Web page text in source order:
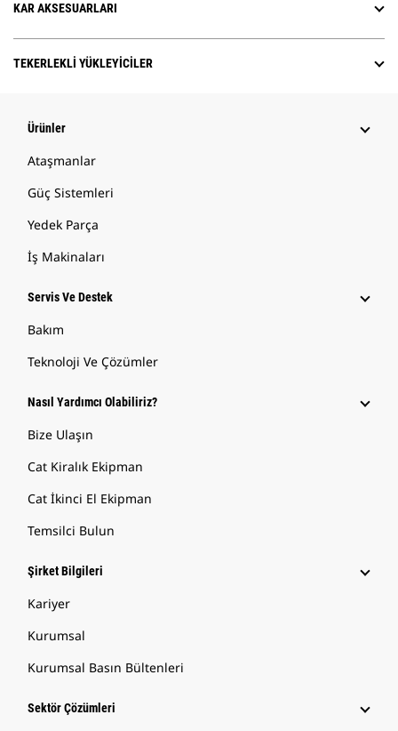
KAR AKSESUARLARI
TEKERLEKLI YÜKLEYICILER
Ürünler
Ataşmanlar
Güç Sistemleri
Yedek Parça
İş Makinaları
Servis Ve Destek
Bakım
Teknoloji Ve Çözümler
Nasıl Yardımcı Olabiliriz?
Bize Ulaşın
Cat Kiralık Ekipman
Cat İkinci El Ekipman
Temsilci Bulun
Şirket Bilgileri
Kariyer
Kurumsal
Kurumsal Basın Bültenleri
Sektör Çözümleri